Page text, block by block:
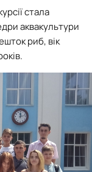
стала
аквакультури
риб, вік